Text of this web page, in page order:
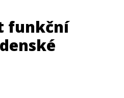
funkční